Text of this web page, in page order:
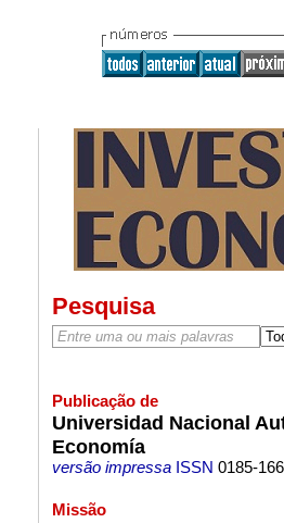
Pesquisa
Publicação de
Universidad Nacional
Economía
versão impressaISSN 0185-
Missão